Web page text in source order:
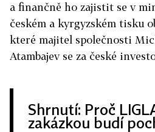
a finančně ho zajistit se v
českém a kyrgyzském tisku
které majitel společnosti
Atambajev se za české
Shrnutí: Proč
zakázkou budí